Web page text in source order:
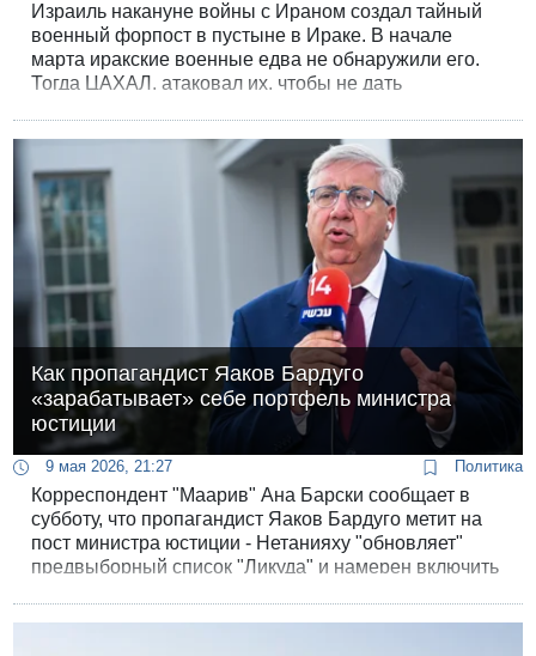
Израиль накануне войны с Ираном создал тайный
военный форпост в пустыне в Ираке. В начале
марта иракские военные едва не обнаружили его.
Тогда ЦАХАЛ, атаковал их, чтобы не дать
Как пропагандист Яаков Бардуго
«зарабатывает» себе портфель министра
юстиции
9 мая 2026, 21:27 Политика
Корреспондент "Маарив" Ана Барски сообщает в
субботу, что пропагандист Яаков Бардуго метит на
пост министра юстиции - Нетанияху "обновляет"
предвыборный список "Ликуда" и намерен включить